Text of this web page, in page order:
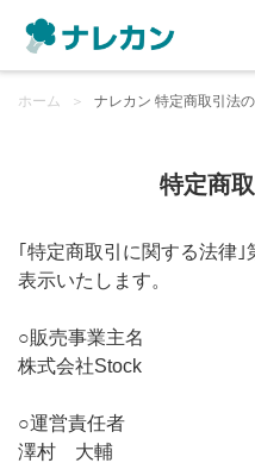
ご利用プラン
充実サポート
よくある質問
ホーム ＞ ナレカン 特定商取引法
特定商
｢特定商取引に関する法律
表示いたします。
○販売事業主名
株式会社Stock
○運営責任者
澤村 大輔